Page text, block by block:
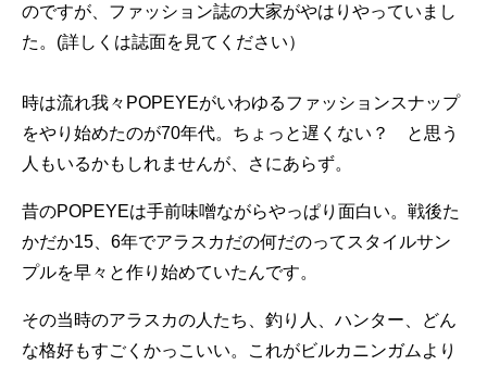
のですが、ファッション誌の大家がやはりやっていまし
た。(詳しくは誌面を見てください）
時は流れ我々POPEYEがいわゆるファッションスナップ
をやり始めたのが70年代。ちょっと遅くない？ と思う
人もいるかもしれませんが、さにあらず。
昔のPOPEYEは手前味噌ながらやっぱり面白い。戦後た
かだか15、6年でアラスカだの何だのってスタイルサン
プルを早々と作り始めていたんです。
その当時のアラスカの人たち、釣り人、ハンター、どん
な格好もすごくかっこいい。これがビルカニンガムより